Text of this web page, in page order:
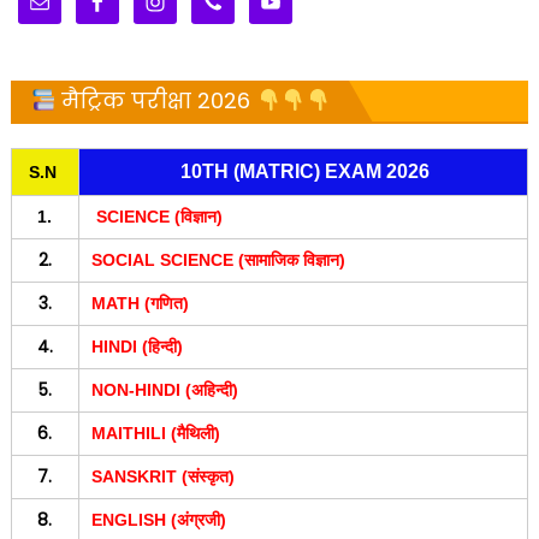
मैट्रिक परीक्षा 2026
S.N 10TH (MATRIC) EXAM 2026
1. SCIENCE (विज्ञान)
2. SOCIAL SCIENCE (सामाजिक विज्ञान)
3. MATH (गणित)
4. HINDI (हिन्दी)
5. NON-HINDI (अहिन्दी)
6. MAITHILI (मैथिली)
7. SANSKRIT (संस्कृत)
8. ENGLISH (अंग्रजी)